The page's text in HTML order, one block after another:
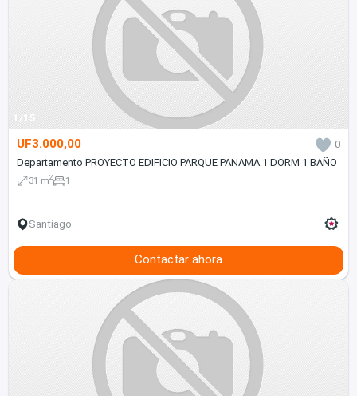
1/15
UF3.000,00
0
Departamento PROYECTO EDIFICIO PARQUE PANAMA 1 DORM 1 BAÑO
31 m2 1
Santiago
Contactar ahora